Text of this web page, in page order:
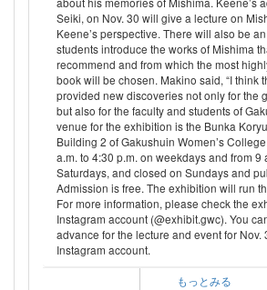
Seiki, on Nov. 30 will give a lecture on
Keene’s perspective. There will also be
students introduce the works of Mishima
recommend and from which the most
book will be chosen. Makino said, “I think
provided new discoveries not only for the
but also for the faculty and students of
venue for the exhibition is the Bunka
Building 2 of Gakushuin Women’s
a.m. to 4:30 p.m. on weekdays and from 9
Saturdays, and closed on Sundays and
Admission is free. The exhibition will run
For more information, please check the
Instagram account (@exhibit.gwc). You
advance for the lecture and event for Nov.
Instagram account.
もっとみる